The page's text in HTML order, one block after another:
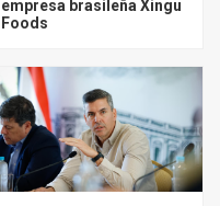
empresa brasileña Xingu
Foods